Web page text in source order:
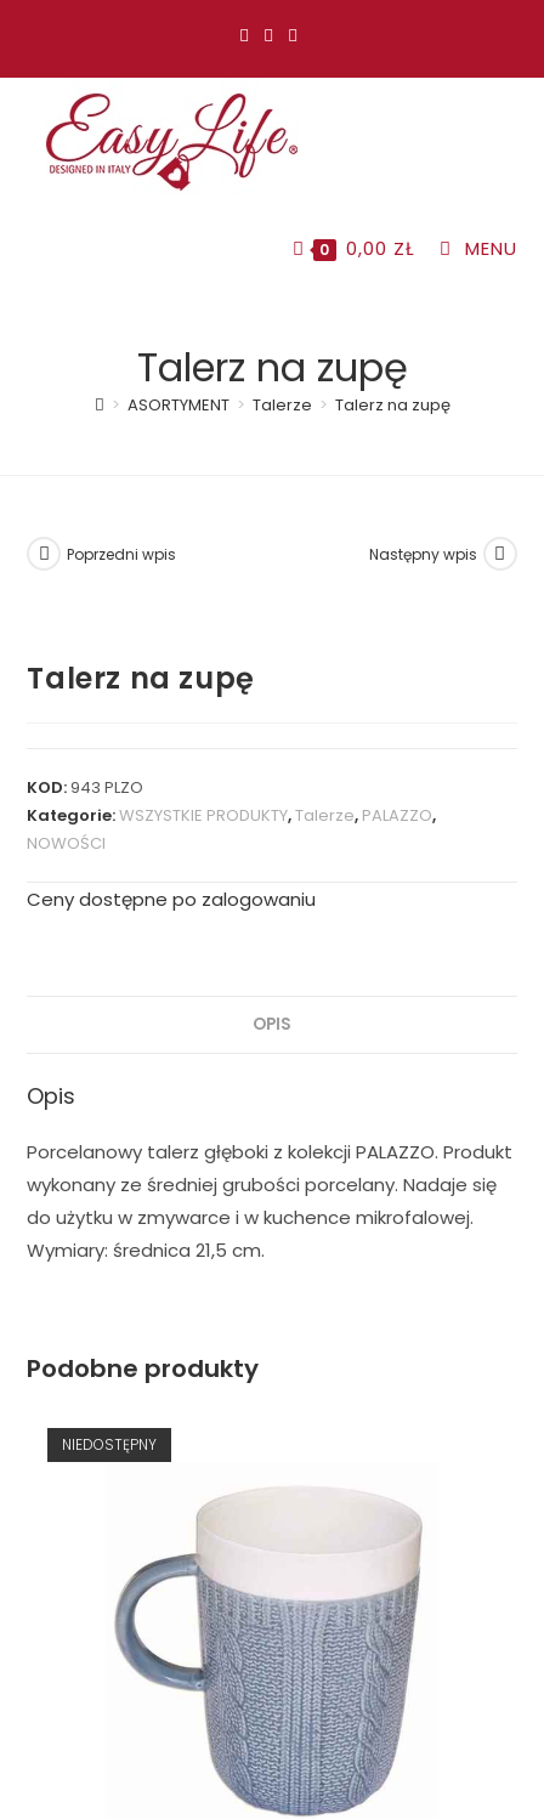
0 0,00 ZŁ MENU
Talerz na zupę
> ASORTYMENT > Talerze > Talerz na zupę
Poprzedni wpis Następny wpis
Talerz na zupę
KOD:943 PLZO
Kategorie:WSZYSTKIE PRODUKTY,Talerze, PALAZZO,
NOWOŚCI
Ceny dostępne po zalogowaniu
OPIS
Opis
Porcelanowy talerz głęboki z kolekcji PALAZZO. Produkt
wykonany ze średniej grubości porcelany. Nadaje się
do użytku w zmywarce i w kuchence mikrofalowej.
Wymiary: średnica 21,5 cm.
Podobne produkty
NIEDOSTĘPNY